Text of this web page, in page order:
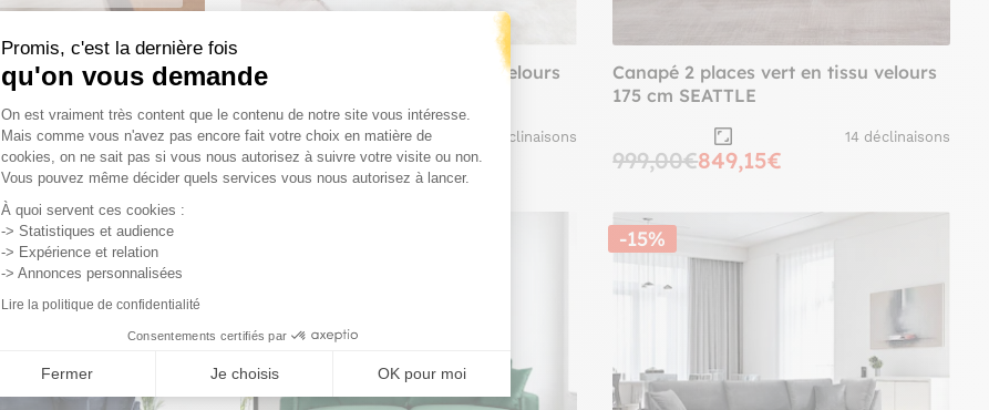
Promis, c'est la dernière fois
qu'on vous demande
Plateforme de Gestion du Consentement : Personnalisez vos Options
On est vraiment très content que le contenu de notre site vous intéresse.
Mais comme vous n'avez pas encore fait votre choix en matière de
cookies, on ne sait pas si vous nous autorisez à suivre votre visite ou non.
Vous pouvez même décider quels services vous nous autorisez à lancer.
À quoi servent ces cookies :
-> Statistiques et audience
-> Expérience et relation
-> Annonces personnalisées
Lire la politique de confidentialité
Consentements certifiés par
Fermer Je choisis OK pour moi
Canapé 3 places bleu nuit en velours
14 déclinaisons
1 349,00€1 146,65€
Canapé 2 places vert en tissu velours
175 cm SEATTLE
14 déclinaisons
999,00€849,15€
-15%